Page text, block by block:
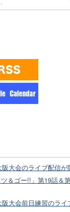
大会のライブ配信が
＆ゴー!!」第19話＆
大会前日練習のライ